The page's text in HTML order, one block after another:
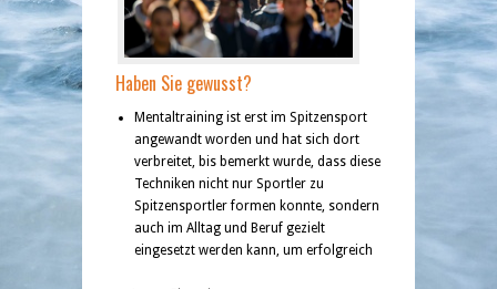
Haben Sie gewusst?
Mentaltraining ist erst im Spitzensport
angewandt worden und hat sich dort
verbreitet, bis bemerkt wurde, dass diese
Techniken nicht nur Sportler zu
Spitzensportler formen konnte, sondern
auch im Alltag und Beruf gezielt
eingesetzt werden kann, um erfolgreich